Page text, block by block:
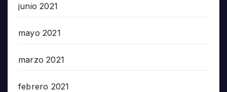
junio 2021
mayo 2021
marzo 2021
febrero 2021